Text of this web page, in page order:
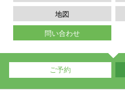
地図
問い合わせ
ご予約